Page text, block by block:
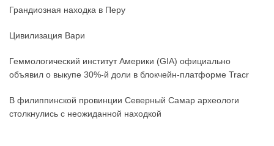
Грандиозная находка в Перу
Цивилизация Вари
Геммологический институт Америки (GIA) официально
объявил о выкупе 30%-й доли в блокчейн-платформе Tracr
В филиппинской провинции Северный Самар археологи
столкнулись с неожиданной находкой